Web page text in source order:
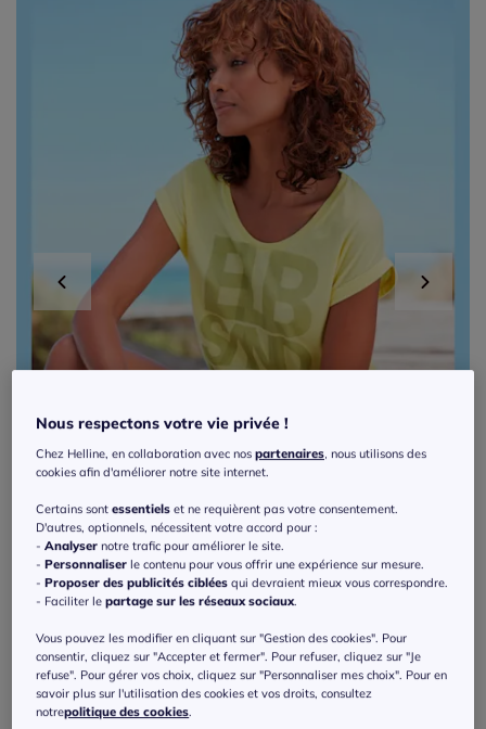
coulissante et poches pratiques
Réf : 174.478.002
Nous respectons votre vie privée !
Chez Helline, en collaboration avec nospartenaires, nous utilisons des
cookies afin d'améliorer notre site internet.
Certains sontessentiels et ne requièrent pas votre consentement.
D'autres, optionnels, nécessitent votre accord pour :
-Analyser notre trafic pour améliorer le site.
-Personnaliser le contenu pour vous offrir une expérience sur mesure.
-Proposer des publicités ciblées qui devraient mieux vous correspondre.
- Faciliter lepartage sur les réseaux sociaux.
Vous pouvez les modifier en cliquant sur "Gestion des cookies". Pour
consentir, cliquez sur "Accepter et fermer". Pour refuser, cliquez sur "Je
refuse". Pour gérer vos choix, cliquez sur "Personnaliser mes choix". Pour en
savoir plus sur l'utilisation des cookies et vos droits, consultez
notrepolitique des cookies.